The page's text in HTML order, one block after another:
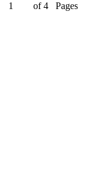
1
of 4 Pages